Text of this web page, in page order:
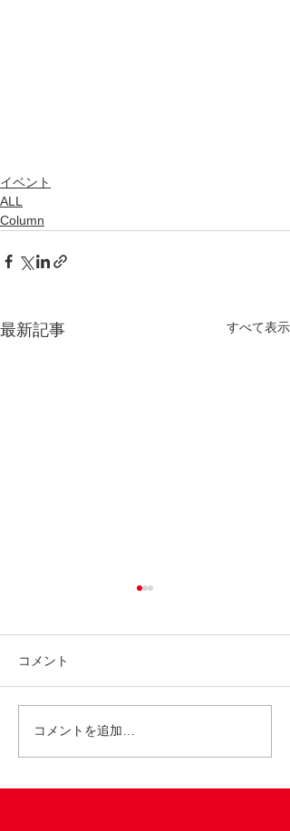
イベント
ALL
Column
最新記事 すべて表示
東武百貨店 池袋店 POP
UP SHOP 7/9〜15
コメント
コメントを追加…